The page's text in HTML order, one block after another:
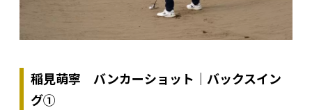
稲見萌寧 バンカーショット｜バックスイン
グ①